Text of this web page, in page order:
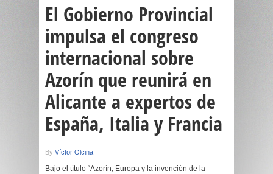
El Gobierno Provincial
impulsa el congreso
internacional sobre
Azorín que reunirá en
Alicante a expertos de
España, Italia y Francia
By Víctor Olcina
Bajo el título “Azorín, Europa y la invención de la